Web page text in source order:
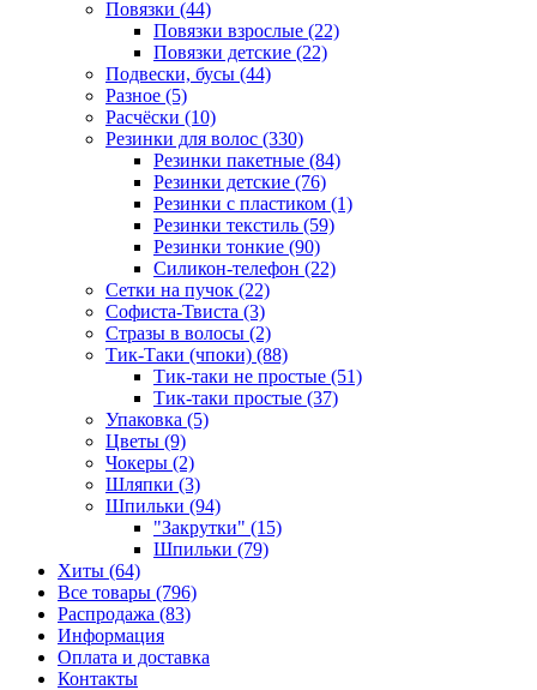
Повязки (44)
Повязки взрослые (22)
Повязки детские (22)
Подвески, бусы (44)
Разное (5)
Расчёски (10)
Резинки для волос (330)
Резинки пакетные (84)
Резинки детские (76)
Резинки с пластиком (1)
Резинки текстиль (59)
Резинки тонкие (90)
Силикон-телефон (22)
Сетки на пучок (22)
Софиста-Твиста (3)
Стразы в волосы (2)
Тик-Таки (чпоки) (88)
Тик-таки не простые (51)
Тик-таки простые (37)
Упаковка (5)
Цветы (9)
Чокеры (2)
Шляпки (3)
Шпильки (94)
"Закрутки" (15)
Шпильки (79)
Хиты (64)
Все товары (796)
Распродажа (83)
Информация
Оплата и доставка
Контакты